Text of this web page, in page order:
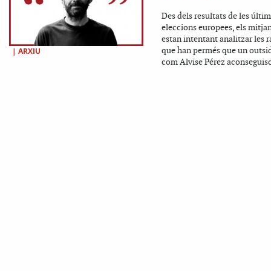
| ARXIU
Des dels resultats de les
eleccions europees, els
estan intentant analitzar les
que han permés que un
com Alvise Pérez